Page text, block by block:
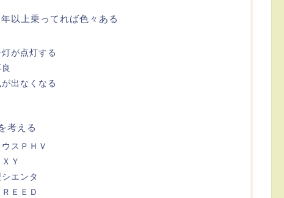
以上乗ってれば色々ある
が点灯する
出なくなる
考える
スＰＨＶ
Ｙ
エンタ
ＥＥＤ